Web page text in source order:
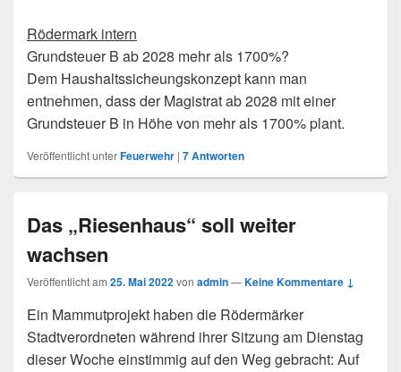
Rödermark intern
Grundsteuer B ab 2028 mehr als 1700%?
Dem Haushaltssicheungskonzept kann man
entnehmen, dass der Magistrat ab 2028 mit einer
Grundsteuer B in Höhe von mehr als 1700% plant.
Veröffentlicht unterFeuerwehr | 7Antworten
Das „Riesenhaus“ soll weiter
wachsen
Veröffentlicht am 25. Mai 2022von admin—Keine Kommentare ↓
Ein Mammutprojekt haben die Rödermärker
Stadtverordneten während ihrer Sitzung am Dienstag
dieser Woche einstimmig auf den Weg gebracht: Auf